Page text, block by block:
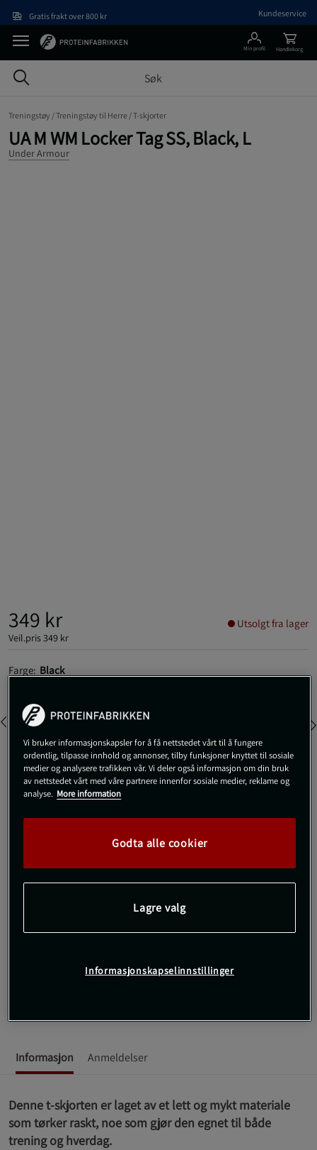
Gratis frakt over 800 kr Kundeservice
Min profil Handlekorg
Treningstøy /Treningstøy til Herre /T-skjorter
UA M WM Locker Tag SS, Black, L
Under Armour
349 kr
Veil.pris349 kr
Utsolgt fra lager
Farge: Black
LUtsolgt fra lager
Gi meg beskjed via e-post
Med UA Locker Tag SS fra Under Armour får du en t-skjorte som
Informasjon Anmeldelser
Denne t-skjorten er laget av et lett og mykt materiale
som tørker raskt, noe som gjør den egnet til både
trening og hverdag.
Vi bruker informasjonskapsler for å få nettstedet vårt til å fungere
ordentlig, tilpasse innhold og annonser, tilby funksjoner knyttet til sosiale
medier og analysere trafikken vår. Vi deler også informasjon om din bruk
av nettstedet vårt med våre partnere innenfor sosiale medier, reklame og
analyse. More information
Godta alle cookier
Lagre valg
Informasjonskapselinnstillinger